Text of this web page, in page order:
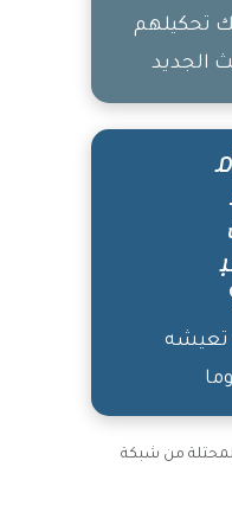
تحكيلهم
الجديد
تعيشه
من شبكة